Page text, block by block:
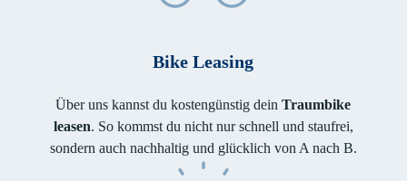
Bike Leasing
Über uns kannst du kostengünstig deinTraumbike
leasen. So kommst du nicht nur schnell und staufrei,
sondern auch nachhaltig und glücklich von A nach B.